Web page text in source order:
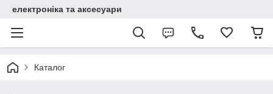
електроніка та аксесуари
Каталог